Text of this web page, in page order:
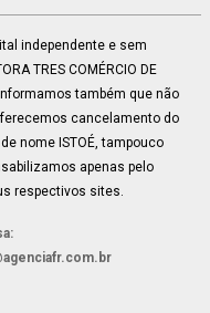
independente e sem
TRES COMÉRCIO DE
também que não
cancelamento do
nome ISTOÉ, tampouco
apenas pelo
respectivos sites.